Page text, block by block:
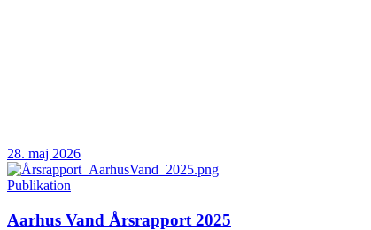
28. maj 2026
Publikation
Aarhus Vand Årsrapport 2025